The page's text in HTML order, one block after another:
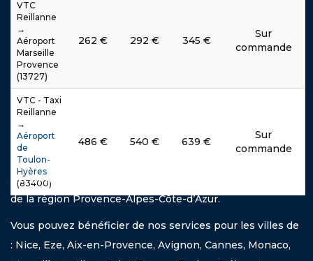
VTC
Reillanne
→
Aéroport
Marseille
Provence
(13727)
262 € 292 € 345 €
Sur
commande
VTC - Taxi
Reillanne
→
Aéroport
de
Toulon-
Hyères
(83400)
486 € 540 € 639 €
Sur
commande
Avec PACA DRIVE, déplacez-vous dans toutes les villes
de la région Provence-Alpes-Côte-d’Azur.
Vous pouvez bénéficier de nos services pour les villes de
: Nice, Eze, Aix-en-Provence, Avignon, Cannes, Monaco,